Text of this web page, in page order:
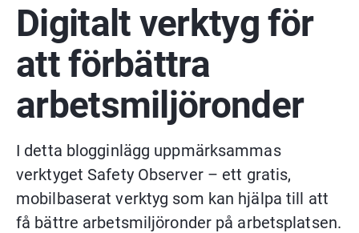
Digitalt verktyg för
att förbättra
arbetsmiljöronder
I detta blogginlägg uppmärksammas
verktyget Safety Observer – ett gratis,
mobilbaserat verktyg som kan hjälpa till att
få bättre arbetsmiljöronder på arbetsplatsen.